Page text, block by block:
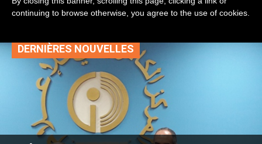
DERNIÈRES NOUVELLES
continuing to browse otherwise, you agree to the use of cookies.